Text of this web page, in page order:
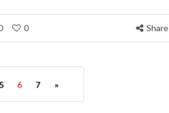
0 Share
5 6 7 »